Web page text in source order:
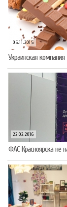
05.11.2015
Украинская
22.02.2016
ФАС Красноярска не